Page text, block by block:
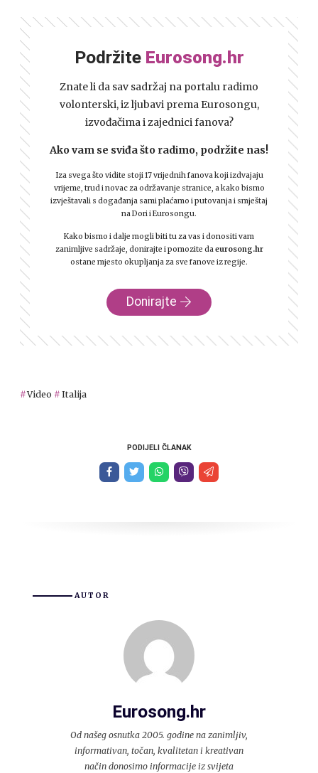
Podržite Eurosong.hr
Znate li da sav sadržaj na portalu radimo
volonterski, iz ljubavi prema Eurosongu,
izvođačima i zajednici fanova?
Ako vam se sviđa što radimo, podržite nas!
Iza svega što vidite stoji 17 vrijednih fanova koji izdvajaju
vrijeme, trud i novac za održavanje stranice, a kako bismo
izvještavali s događanja sami plaćamo i putovanja i smještaj
na Dori i Eurosongu.
Kako bismo i dalje mogli biti tu za vas i donositi vam
zanimljive sadržaje, donirajte i pomozite da eurosong.hr
ostane mjesto okupljanja za sve fanove iz regije.
Donirajte
Video Italija
PODIJELI ČLANAK
AUTOR
Eurosong.hr
Od našeg osnutka 2005. godine na zanimljiv,
informativan, točan, kvalitetan i kreativan
način donosimo informacije iz svijeta